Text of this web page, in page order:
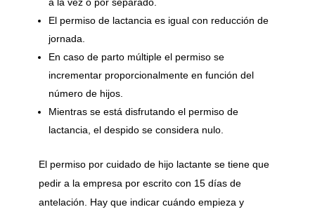
El permiso de lactancia es igual con reducción de
jornada.
En caso de parto múltiple el permiso se
incrementar proporcionalmente en función del
número de hijos.
Mientras se está disfrutando el permiso de
lactancia, el despido se considera nulo.
El permiso por cuidado de hijo lactante se tiene que
pedir a la empresa por escrito con 15 días de
antelación. Hay que indicar cuándo empieza y